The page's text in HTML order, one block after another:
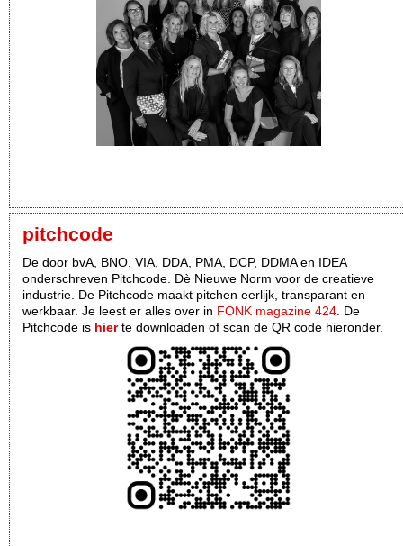
pitchcode
De door bvA, BNO, VIA, DDA, PMA, DCP, DDMA en IDEA
onderschreven Pitchcode. Dè Nieuwe Norm voor de creatieve
industrie. De Pitchcode maakt pitchen eerlijk, transparant en
werkbaar. Je leest er alles over in FONK magazine 424 . De
Pitchcode is hierte downloaden of scan de QR code hieronder.